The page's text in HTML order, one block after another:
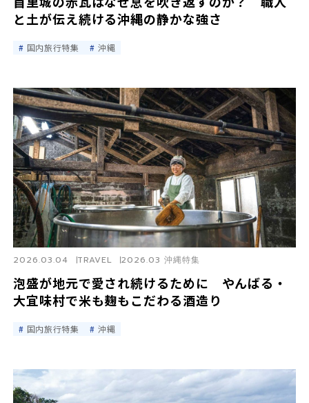
と土が伝え続ける沖縄の静かな強さ
国内旅行特集 沖縄
泡盛が地元で愛され続けるために やんばる・
大宜味村で米も麹もこだわる酒造り
2026.03.04 TRAVEL 2026.03 沖縄特集
国内旅行特集 沖縄